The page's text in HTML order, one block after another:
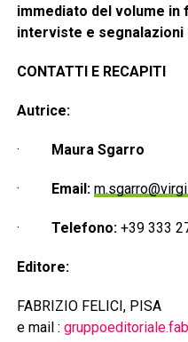
immediato del volume
interviste e segnalazioni
CONTATTI E RECAPITI
Autrice:
· Maura Sgarro
· Email:
· Telefono:+39 333
Editore:
FABRIZIO FELICI, PISA
e mail :